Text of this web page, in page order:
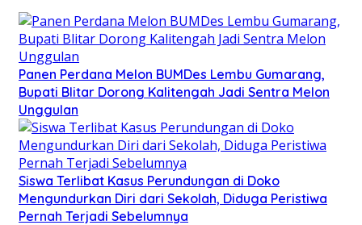
Panen Perdana Melon BUMDes Lembu Gumarang,
Bupati Blitar Dorong Kalitengah Jadi Sentra Melon
Unggulan
Siswa Terlibat Kasus Perundungan di Doko
Mengundurkan Diri dari Sekolah, Diduga Peristiwa
Pernah Terjadi Sebelumnya